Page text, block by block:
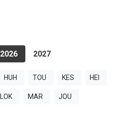
2026 2027
HUH TOU KES HEI
LOK MAR JOU